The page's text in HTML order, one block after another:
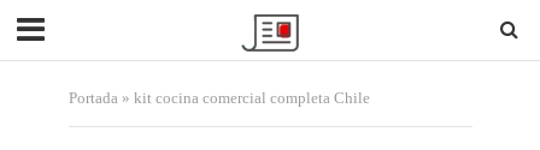
Portada» kit cocina comercial completa Chile